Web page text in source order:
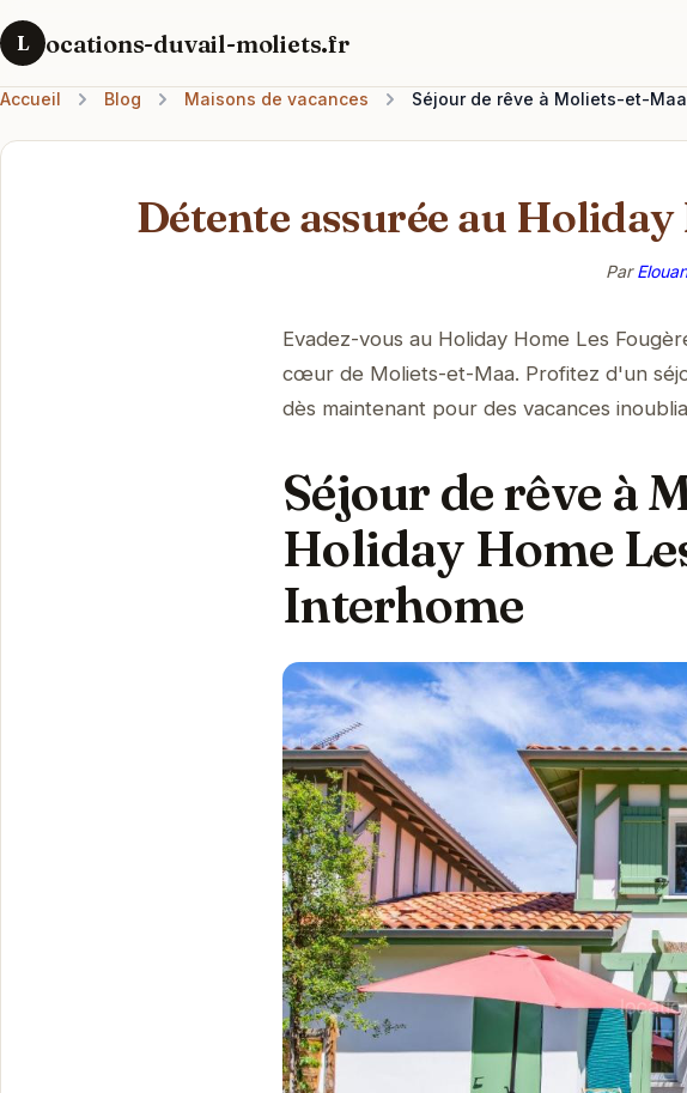
L ocations-duvail-moliets.fr
Accueil Blog Maisons de vacances Séjour de rêve à Moliets-et-
Détente assurée au
Par
Evadez-vous au Holiday Home Les
cœur de Moliets-et-Maa. Profitez d'un
dès maintenant pour des vacances
Séjour de rêve à
Holiday Home
Interhome